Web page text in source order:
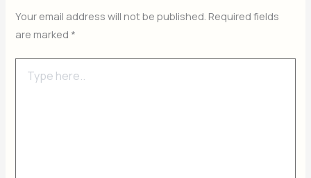
Your email address will not be published. Required fields
are marked *
here..